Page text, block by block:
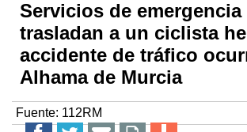
Servicios de
trasladan a un ciclista
accidente de tráfico
Alhama de Murcia
Fuente: 112RM